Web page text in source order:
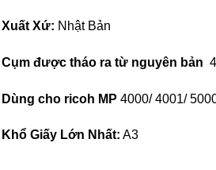
Xuất Xứ: Nhật Bản
Cụm được tháo ra từ nguyên bản
Dùng cho ricoh MP 4000/ 4001/
Khổ Giấy Lớn Nhất: A3